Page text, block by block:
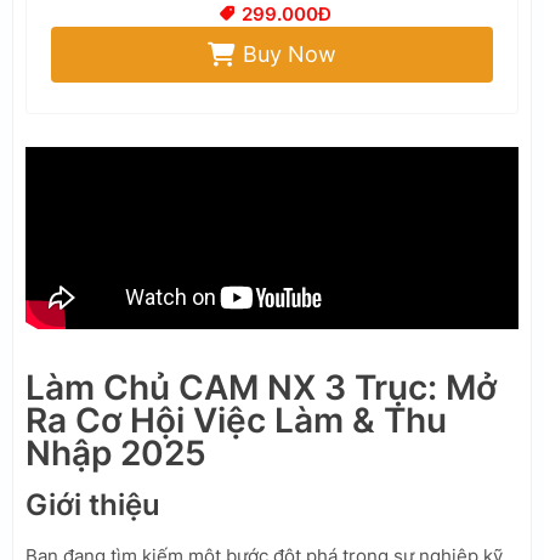
299.000Đ
Buy Now
Làm Chủ CAM NX 3 Trục: Mở
Ra Cơ Hội Việc Làm & Thu
Nhập 2025
Giới thiệu